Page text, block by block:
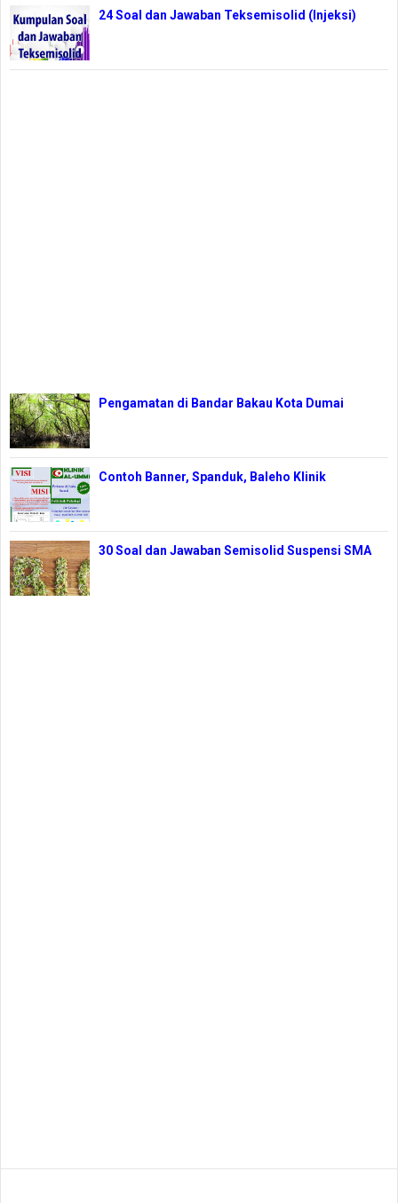
24 Soal dan Jawaban Teksemisolid (Injeksi)
Pengamatan di Bandar Bakau Kota Dumai
Contoh Banner, Spanduk, Baleho Klinik
30 Soal dan Jawaban Semisolid Suspensi SMA